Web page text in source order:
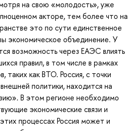
на свою «молодость», уже
акторе, тем более что на
это по сути единственное
экономическое объединение. У
возможность через ЕАЭС влиять
правил, в том числе в рамках
таких как ВТО. Россия, с точки
политики, находится на
В этом регионе необходимо
экономические связи и
процессах Россия может и